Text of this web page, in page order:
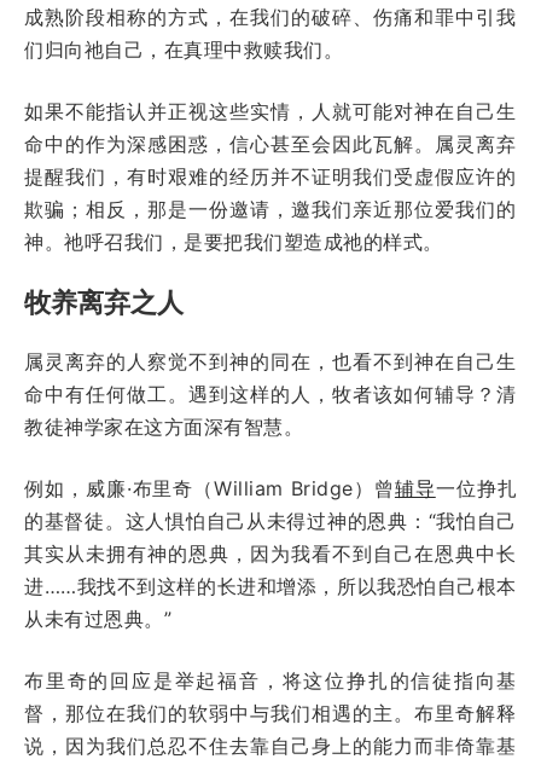
成熟阶段相称的方式，在我们的破碎、伤痛和罪中引我
们归向祂自己，在真理中救赎我们。
如果不能指认并正视这些实情，人就可能对神在自己生
命中的作为深感困惑，信心甚至会因此瓦解。属灵离弃
提醒我们，有时艰难的经历并不证明我们受虚假应许的
欺骗；相反，那是一份邀请，邀我们亲近那位爱我们的
神。祂呼召我们，是要把我们塑造成祂的样式。
牧养离弃之人
属灵离弃的人察觉不到神的同在，也看不到神在自己生
命中有任何做工。遇到这样的人，牧者该如何辅导？清
教徒神学家在这方面深有智慧。
例如，威廉·布里奇（William Bridge）曾辅导一位挣扎
的基督徒。这人惧怕自己从未得过神的恩典：“我怕自己
其实从未拥有神的恩典，因为我看不到自己在恩典中长
进……我找不到这样的长进和增添，所以我恐怕自己根本
从未有过恩典。”
布里奇的回应是举起福音，将这位挣扎的信徒指向基
督，那位在我们的软弱中与我们相遇的主。布里奇解释
说，因为我们总忍不住去靠自己身上的能力而非倚靠基